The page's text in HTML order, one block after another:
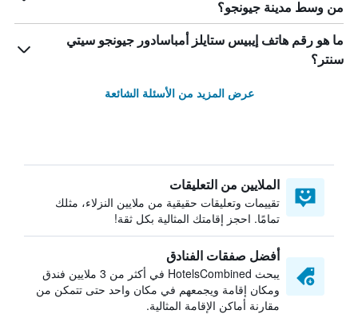
من وسط مدينة جيونجو؟
ما هو رقم هاتف إيبيس ستايلز أمباسادور جيونجو سيتي
سنتر؟
عرض المزيد من الأسئلة الشائعة
الملايين من التعليقات
تقييمات وتعليقات حقيقية من ملايين النزلاء، مثلك
تمامًا. احجز إقامتك المثالية بكل ثقة!
أفضل صفقات الفنادق
يبحث HotelsCombined في أكثر من 3 ملايين فندق
ومكان إقامة ويجمعهم في مكان واحد حتى تتمكن من
مقارنة أماكن الإقامة المثالية.